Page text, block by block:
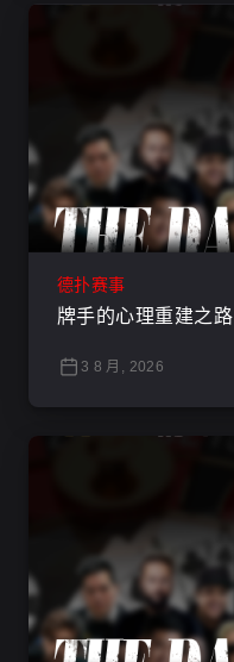
德扑赛事
牌手的心理重建之路
3 8 月, 2026